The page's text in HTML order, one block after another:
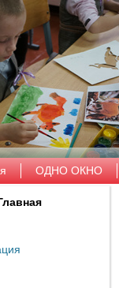
ОДНО ОКНО